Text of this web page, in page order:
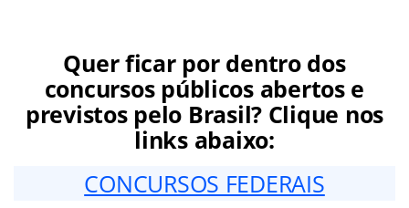
Quer ficar por dentro dos
concursos públicos abertos e
previstos pelo Brasil? Clique nos
links abaixo:
CONCURSOS FEDERAIS